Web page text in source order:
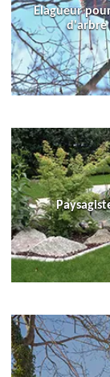
Elagueur
d'arbre